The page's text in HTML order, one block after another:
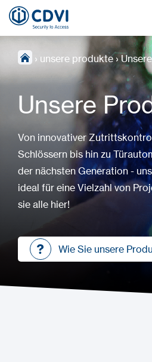
› unsere produkte›
Unsere
Von innovativer
Schlössern bis hin zu
der nächsten Generation -
ideal für eine Vielzahl von
sie alle hier!
Wie Sie unsere